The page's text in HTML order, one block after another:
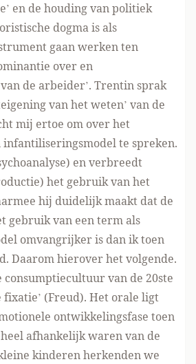
en de houding van politiek
dogma is als
gaan werken ten
over en
de arbeider’. Trentin sprak
van het weten’ van de
mij ertoe om over het
infantiliseringsmodelte spreken.
en verbreedt
het gebruik van het
hij duidelijk maakt dat de
gebruik van een term als
omvangrijker is dan ik toen
Daarom hierover het volgende.
consumptiecultuur van de 20ste
fixatie’ (Freud). Het orale ligt
ontwikkelingsfase toen
afhankelijk waren van de
kinderen herkenden we